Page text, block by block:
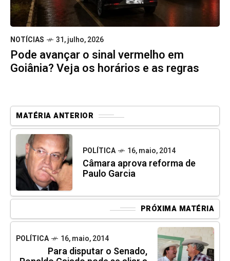
NOTÍCIAS 31, julho, 2026
Pode avançar o sinal vermelho em
Goiânia? Veja os horários e as regras
MATÉRIA ANTERIOR
POLÍTICA 16, maio, 2014
Câmara aprova reforma de
Paulo Garcia
PRÓXIMA MATÉRIA
POLÍTICA 16, maio, 2014
Para disputar o Senado,